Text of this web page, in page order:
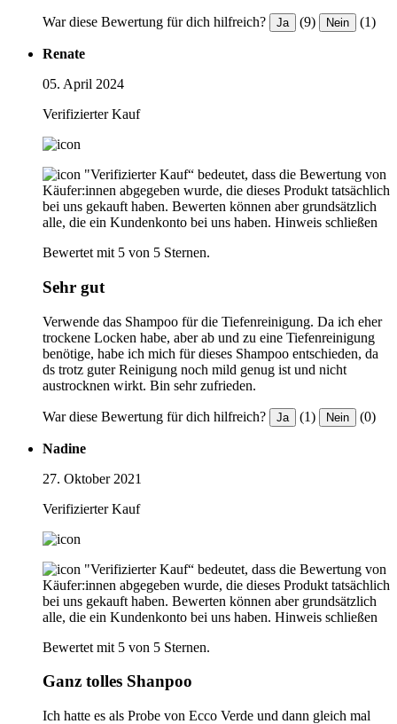
War diese Bewertung für dich hilfreich? Ja (9) Nein (1)
Renate
05. April 2024
Verifizierter Kauf
"Verifizierter Kauf“ bedeutet, dass die Bewertung von
Käufer:innen abgegeben wurde, die dieses Produkt tatsächlich
bei uns gekauft haben. Bewerten können aber grundsätzlich
alle, die ein Kundenkonto bei uns haben. Hinweis schließen
Bewertet mit 5 von 5 Sternen.
Sehr gut
Verwende das Shampoo für die Tiefenreinigung. Da ich eher
trockene Locken habe, aber ab und zu eine Tiefenreinigung
benötige, habe ich mich für dieses Shampoo entschieden, da
ds trotz guter Reinigung noch mild genug ist und nicht
austrocknen wirkt. Bin sehr zufrieden.
War diese Bewertung für dich hilfreich? Ja (1) Nein (0)
Nadine
27. Oktober 2021
Verifizierter Kauf
"Verifizierter Kauf“ bedeutet, dass die Bewertung von
Käufer:innen abgegeben wurde, die dieses Produkt tatsächlich
bei uns gekauft haben. Bewerten können aber grundsätzlich
alle, die ein Kundenkonto bei uns haben. Hinweis schließen
Bewertet mit 5 von 5 Sternen.
Ganz tolles Shanpoo
Ich hatte es als Probe von Ecco Verde und dann gleich mal